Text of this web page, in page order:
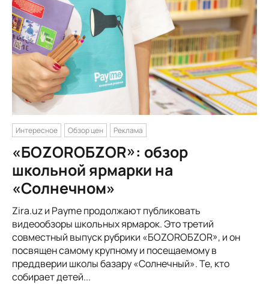
Интересное Обзор цен Реклама
«БОZORОБZOR»: обзор
школьной ярмарки на
«Солнечном»
Zira.uz и Payme продолжают публиковать
видеообзоры школьных ярмарок. Это третий
совместный выпуск рубрики «БОZORОБZOR», и он
посвящен самому крупному и посещаемому в
преддверии школы базару «Солнечный». Те, кто
собирает детей...